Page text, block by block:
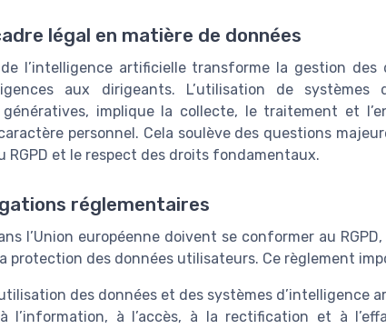
légal en matière de données
l’intelligence artificielle transforme la gestion des
aux dirigeants. L’utilisation de systèmes
implique la collecte, le traitement et
personnel. Cela soulève des questions
RGPD et le respect des droits fondamentaux.
réglementaires
l’Union européenne doivent se conformer au
protection des données utilisateurs. Ce règlement
des données et des systèmes d’intelligence
l’information, à l’accès, à la rectification et à